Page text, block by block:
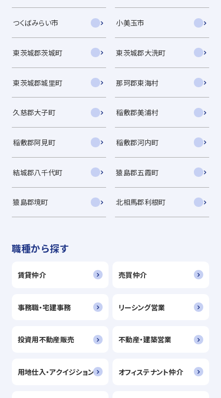
つくばみらい市 小美玉市
東茨城郡茨城町 東茨城郡大洗町
東茨城郡城里町 那珂郡東海村
久慈郡大子町 稲敷郡美浦村
稲敷郡阿見町 稲敷郡河内町
結城郡八千代町 猿島郡五霞町
猿島郡境町 北相馬郡利根町
職種から探す
賃貸仲介 売買仲介
事務職・宅建事務 リーシング営業
投資用不動産販売 不動産・建築営業
用地仕入・アクイジション オフィステナント仲介